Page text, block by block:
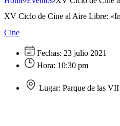
XV Ciclo de Cine al Aire Libre:
Cine
Fechas: 23 julio 2021
Hora: 10:30 pm
Lugar: Parque de las